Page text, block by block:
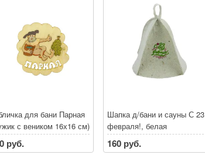
для бани Парная
с веником 16х16 см)
руб.
Шапка д/бани и сауны С 23
февраля!, белая
160 руб.